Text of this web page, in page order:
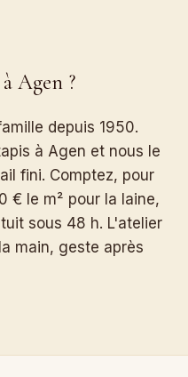
Agen ?
depuis 1950.
à Agen et nous le
fini. Comptez, pour
€ le m² pour la laine,
sous 48 h. L'atelier
main, geste après